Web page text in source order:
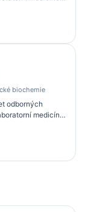
certifikace
o
analýze v
biochemie
odborných
medicíně
Německé
se na